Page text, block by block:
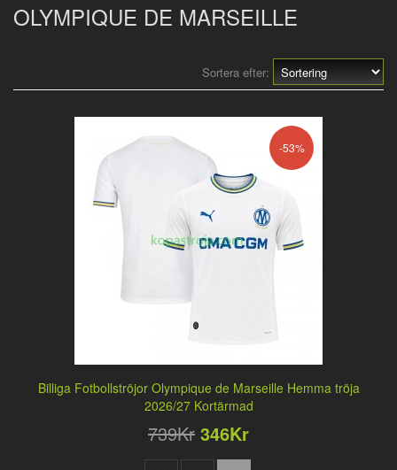
OLYMPIQUE DE MARSEILLE
Sortera efter:
-53%
Billiga Fotbollströjor Olympique de Marseille Hemma tröja
2026/27 Kortärmad
739Kr 346Kr